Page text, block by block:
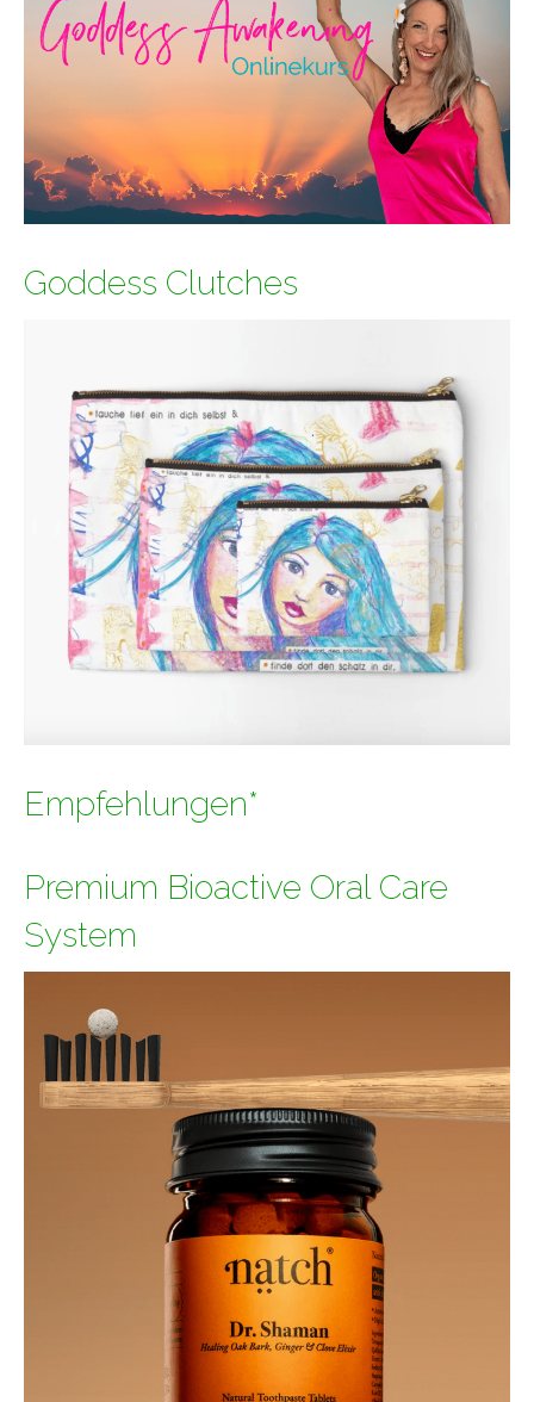
Goddess Clutches
Empfehlungen*
Premium Bioactive Oral Care
System